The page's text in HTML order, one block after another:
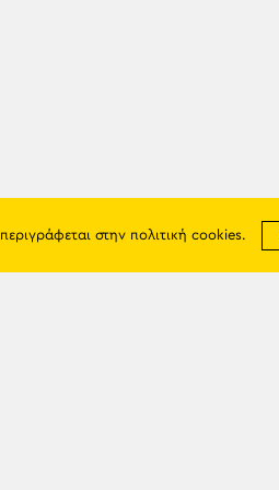
στην πολιτική cookies.